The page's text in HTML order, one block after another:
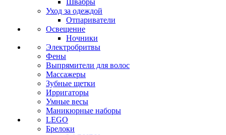
Швабры
Уход за одеждой
Отпариватели
Освещение
Ночники
Электробритвы
Фены
Выпрямители для волос
Массажеры
Зубные щетки
Ирригаторы
Умные весы
Маникюрные наборы
LEGO
Брелоки